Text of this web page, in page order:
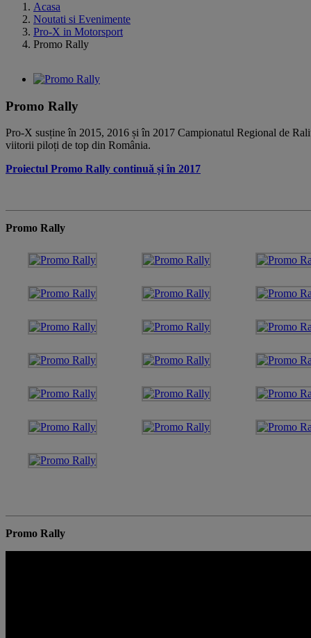
Acasa
Noutati si Evenimente
Pro-X in Motorsport
Promo Rally
View
Image
Promo Rally
Pro-X susține în 2015, 2016 și în 2017 Campionatul Regional de
viitorii piloți de top din România.
Proiectul Promo Rally continuă și în 2017
Promo Rally
Promo Rally